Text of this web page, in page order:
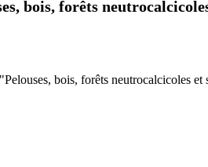
bois, forêts
bois, forêts neutrocalcicoles